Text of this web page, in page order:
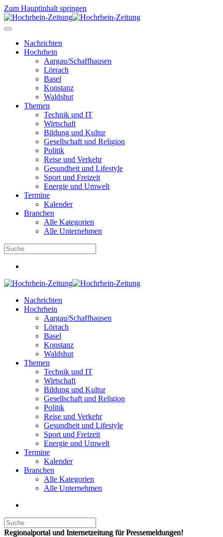
Zum Hauptinhalt springen
Nachrichten
Hochrhein
Aargau/Schaffhausen
Lörrach
Basel
Konstanz
Waldshut
Themen
Technik und IT
Wirtschaft
Bildung und Kultur
Gesellschaft und Religion
Politik
Reise und Verkehr
Gesundheit und Lifestyle
Sport und Freizeit
Energie und Umwelt
Termine
Kalender
Branchen
Alle Kategorien
Alle Unternehmen
Nachrichten
Hochrhein
Aargau/Schaffhausen
Lörrach
Basel
Konstanz
Waldshut
Themen
Technik und IT
Wirtschaft
Bildung und Kultur
Gesellschaft und Religion
Politik
Reise und Verkehr
Gesundheit und Lifestyle
Sport und Freizeit
Energie und Umwelt
Termine
Kalender
Branchen
Alle Kategorien
Alle Unternehmen
Regionalportal und Internetzeitung für Pressemeldungen!